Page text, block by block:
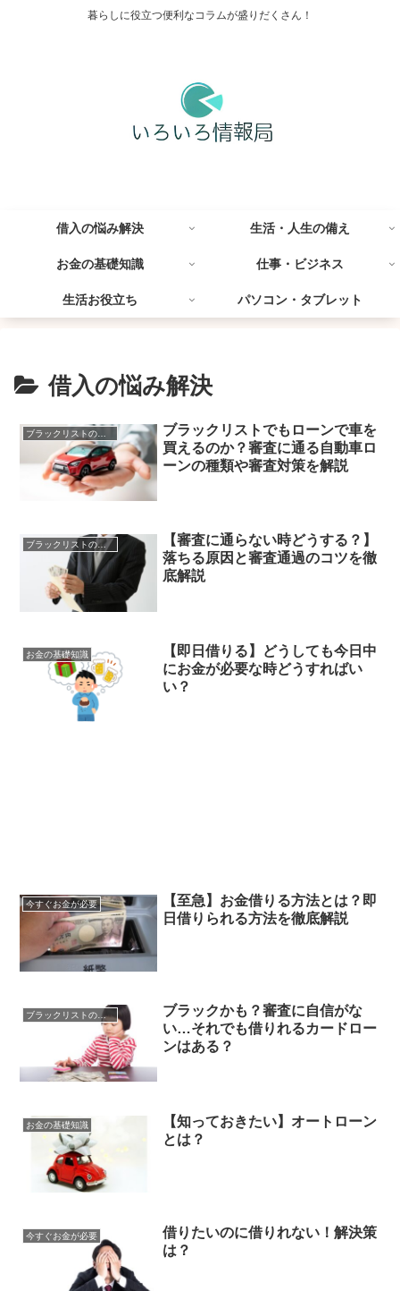
暮らしに役立つ便利なコラムが盛りだくさん！
借入の悩み解決 生活・人生の備え
お金の基礎知識 仕事・ビジネス
生活お役立ち パソコン・タブレット
借入の悩み解決
ブラックリストの心配事
ブラックリストでもローンで車を
買えるのか？審査に通る自動車ロ
ーンの種類や審査対策を解説
ブラックリストの心配事
【審査に通らない時どうする？】
落ちる原因と審査通過のコツを徹
底解説
お金の基礎知識
【即日借りる】どうしても今日中
にお金が必要な時どうすればい
い？
今すぐお金が必要
【至急】お金借りる方法とは？即
日借りられる方法を徹底解説
ブラックリストの心配事
ブラックかも？審査に自信がな
い…それでも借りれるカードロー
ンはある？
お金の基礎知識
【知っておきたい】オートローン
とは？
今すぐお金が必要
借りたいのに借りれない！解決策
は？